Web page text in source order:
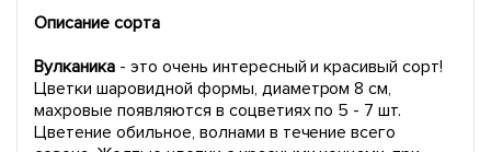
Описание сорта
Вулканика- это очень интересный и красивый сорт!
Цветки шаровидной формы, диаметром 8 см,
махровые появляются в соцветиях по 5 - 7 шт.
Цветение обильное, волнами в течение всего